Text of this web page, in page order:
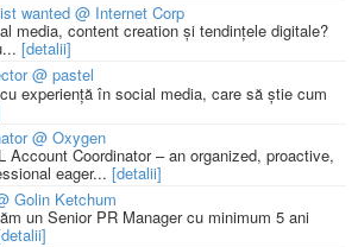
wanted @ Internet Corp
media, content creation și tendințele digitale?
[detalii]
@ pastel
experiență în social media, care să știe cum
@ Oxygen
Account Coordinator – an organized, proactive,
eager... [detalii]
Golin Ketchum
un Senior PR Manager cu minimum 5 ani